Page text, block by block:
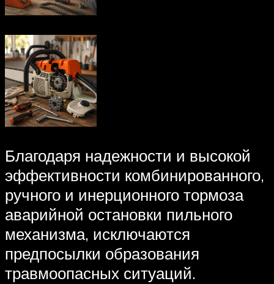
Благодаря надежности и высокой
эффективности комбинированного,
ручного и инерционного тормоза
аварийной остановки пильного
механизма, исключаются
предпосылки образования
травмоопасных ситуаций.